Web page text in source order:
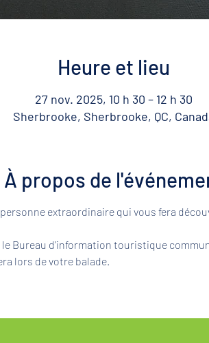
Heure et lieu
27 nov. 2025, 10 h 30 – 12 h 30
Sherbrooke, Sherbrooke, QC,
À propos de
extraordinaire qui vous fera
Bureau d'information touristique
lors de votre balade.